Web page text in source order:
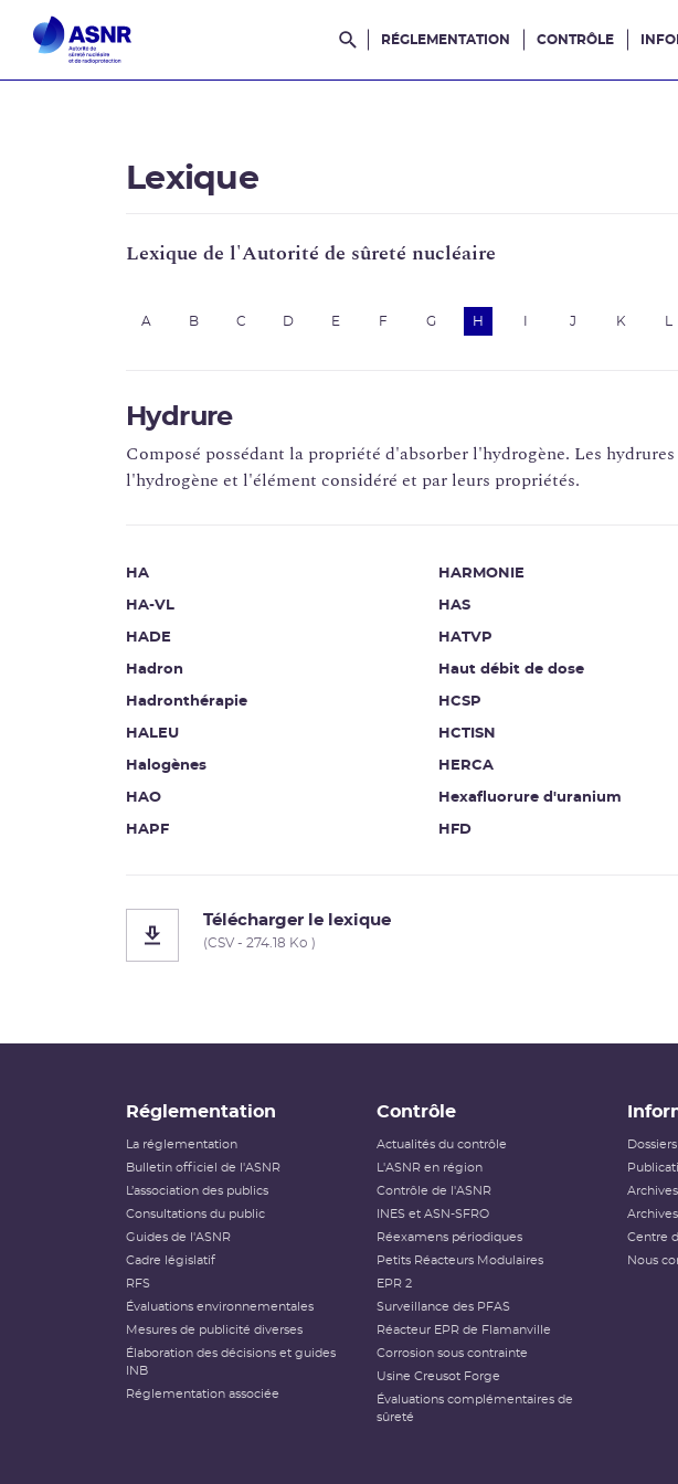
Rechercher dans le site
RÉGLEMENTATION CONTRÔLE
Lexique
Lexique de l'Autorité de sûreté nucléaire
A B C D E F G H J K
Hydrure
Composé possédant la propriété d'absorber l'hydrogène. Les
l'hydrogène et l'élément considéré et par leurs propriétés.
HA
HA-VL
HADE
Hadron
Hadronthérapie
HALEU
Halogènes
HAO
HAPF
HARMONIE
HAS
HATVP
Haut débit de dose
HCSP
HCTISN
HERCA
Hexafluorure d'uranium
HFD
Télécharger le lexique
(CSV - 274.18 Ko )
Réglementation
La réglementation
Bulletin officiel de l'ASNR
L’association des publics
Consultations du public
Guides de l'ASNR
Cadre législatif
RFS
Évaluations environnementales
Mesures de publicité diverses
Élaboration des décisions et guides
INB
Réglementation associée
Contrôle
Actualités du contrôle
L'ASNR en région
Contrôle de l'ASNR
INES et ASN-SFRO
Réexamens périodiques
Petits Réacteurs Modulaires
EPR 2
Surveillance des PFAS
Réacteur EPR de Flamanville
Corrosion sous contrainte
Usine Creusot Forge
Évaluations complémentaires de
sûreté
Centre
Nous